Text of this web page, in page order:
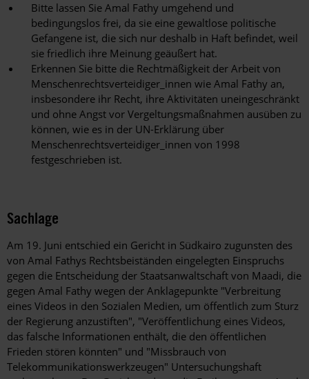
Bitte lassen Sie Amal Fathy umgehend und
bedingungslos frei, da sie eine gewaltlose politische
Gefangene ist, die sich nur deshalb in Haft befindet, weil
sie friedlich ihre Meinung geäußert hat.
Erkennen Sie bitte die Rechtmäßigkeit der Arbeit von
Menschenrechtsverteidiger_innen wie Amal Fathy an,
insbesondere ihr Recht, ihre Aktivitäten uneingeschränkt
und ohne Angst vor Vergeltungsmaßnahmen ausüben zu
können, wie es in der UN-Erklärung über
Menschenrechtsverteidiger_innen von 1998
festgeschrieben ist.
Sachlage
Am 19. Juni entschied ein Gericht in Südkairo zugunsten des
von Amal Fathys Rechtsbeiständen eingelegten Einspruchs
gegen die Entscheidung der Staatsanwaltschaft von Maadi, die
gegen Amal Fathy wegen der Anklagepunkte "Verbreitung
eines Videos in den Sozialen Medien, um öffentlich zum Sturz
der Regierung anzustiften", "Veröffentlichung eines Videos,
das falsche Informationen enthält, die den öffentlichen
Frieden stören könnten" und "Missbrauch von
Telekommunikationswerkzeugen" Untersuchungshaft